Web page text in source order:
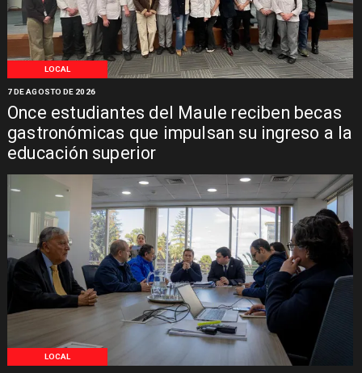
LOCAL
Once estudiantes del Maule reciben becas
gastronómicas que impulsan su ingreso a la
educación superior
7 DE AGOSTO DE 2026
LOCAL